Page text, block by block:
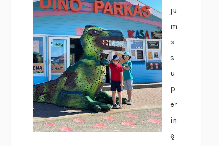
ju
m
s
s
u
p
er
in
ę